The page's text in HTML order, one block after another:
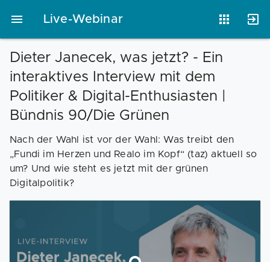
Live-Webinar
Vorlagen Neukunden
Dieter Janecek, was jetzt? - Ein
interaktives Interview mit dem
Politiker & Digital-Enthusiasten |
Bündnis 90/Die Grünen
Nach der Wahl ist vor der Wahl: Was treibt den
„Fundi im Herzen und Realo im Kopf“ (taz) aktuell so
um? Und wie steht es jetzt mit der grünen
Digitalpolitik?